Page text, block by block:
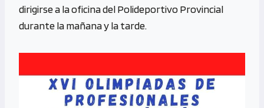
dirigirse a la oficina del Polideportivo Provincial
durante la mañana y la tarde.